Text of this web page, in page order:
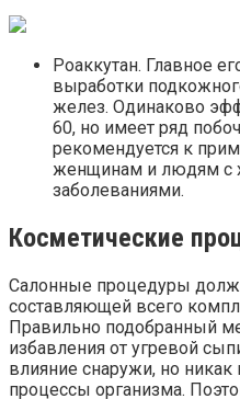
Роаккутан. Главное
выработки
желез. Одинаково
60, но имеет ряд
рекомендуется к
женщинам и людям с
заболеваниями.
Косметические
Салонные процедуры
составляющей всего
Правильно подобранный
избавления от угревой
влияние снаружи, но никак
процессы организма.